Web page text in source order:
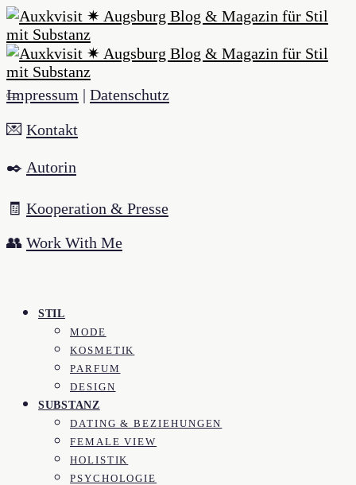
Impressum | Datenschutz
💌 Kontakt
✒️ Autorin
🧾 Kooperation & Presse
👥 Work With Me
STIL
MODE
KOSMETIK
PARFUM
DESIGN
SUBSTANZ
DATING & BEZIEHUNGEN
FEMALE VIEW
HOLISTIK
PSYCHOLOGIE